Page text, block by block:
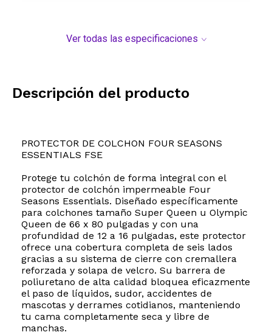
Ver todas las especificaciones
Descripción del producto
PROTECTOR DE COLCHON FOUR SEASONS
ESSENTIALS FSE
Protege tu colchón de forma integral con el
protector de colchón impermeable Four
Seasons Essentials. Diseñado específicamente
para colchones tamaño Super Queen u Olympic
Queen de 66 x 80 pulgadas y con una
profundidad de 12 a 16 pulgadas, este protector
ofrece una cobertura completa de seis lados
gracias a su sistema de cierre con cremallera
reforzada y solapa de velcro. Su barrera de
poliuretano de alta calidad bloquea eficazmente
el paso de líquidos, sudor, accidentes de
mascotas y derrames cotidianos, manteniendo
tu cama completamente seca y libre de
manchas.